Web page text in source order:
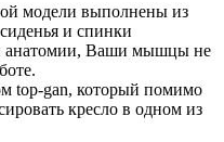
модели выполнены из
и спинки
анатомии, Ваши мышцы не
top-gan, который помимо
кресло в одном из